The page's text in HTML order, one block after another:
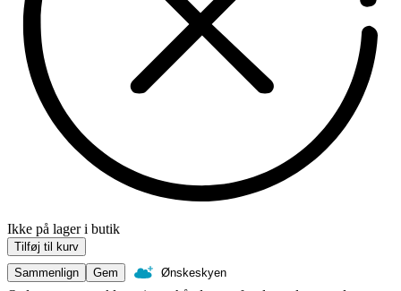
Ikke på lager i butik
Tilføj til kurv
Sammenlign
Gem Ønskeskyen